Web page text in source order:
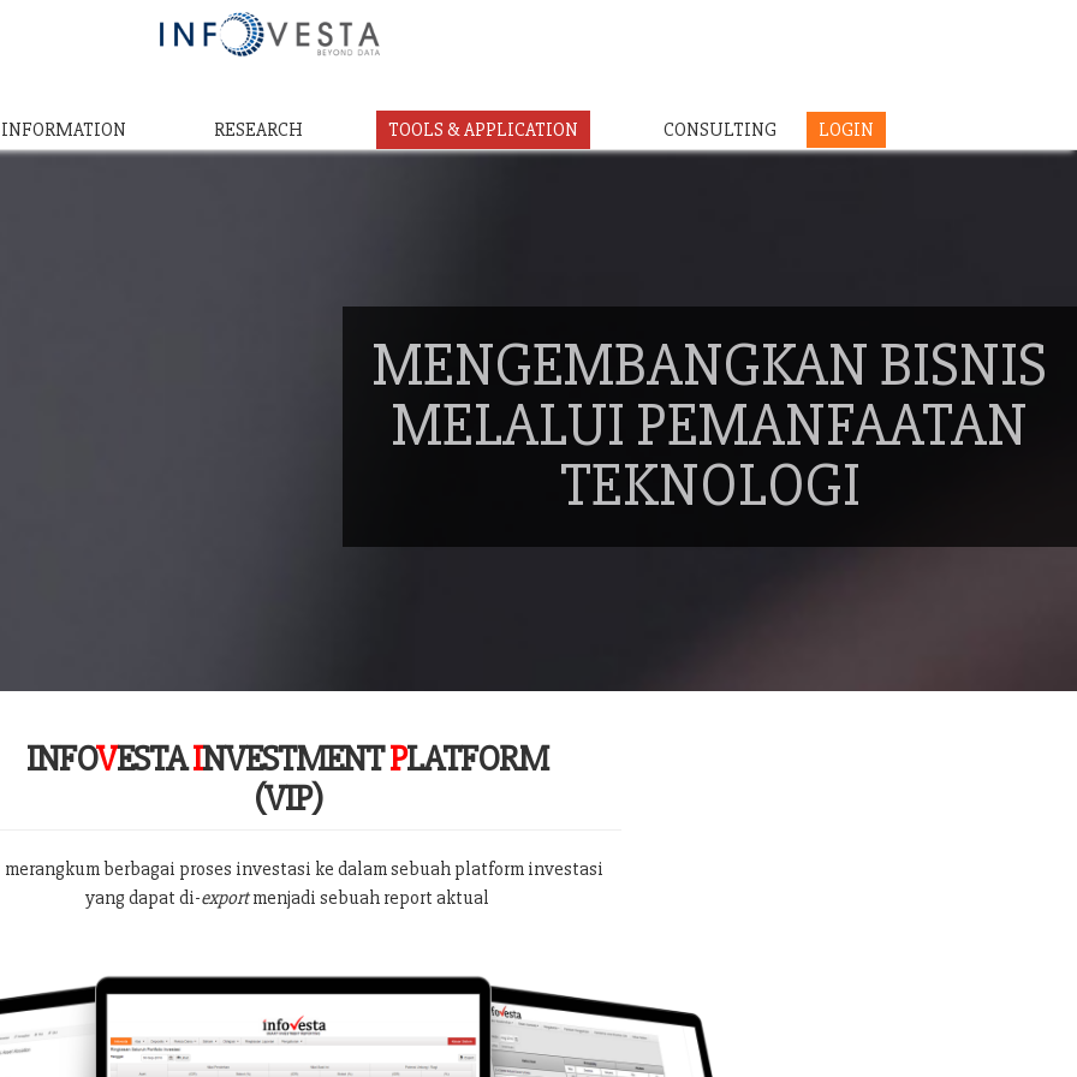
INFORMATION RESEARCH TOOLS & APPLICATION CONSULTING LOGIN
MENGEMBANGKAN BISNIS
MELALUI PEMANFAATAN
TEKNOLOGI
INFOVESTAINVESTMENTPLATFORM
(VIP)
merangkum berbagai proses investasi ke dalam sebuah platform investasi
yang dapat di-exportmenjadi sebuah report aktual